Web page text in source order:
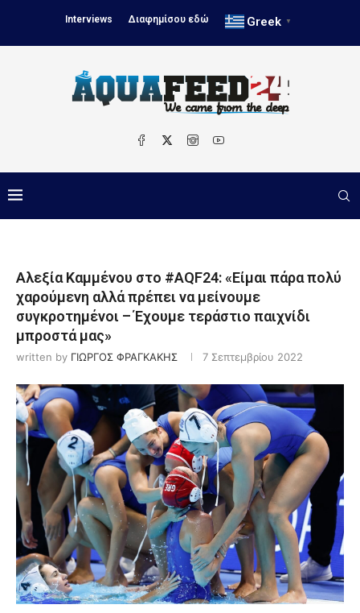
Interviews Διαφημίσου εδώ Greek ▼
Αλεξία Καμμένου στο #AQF24: «Είμαι πάρα πολύ
χαρούμενη αλλά πρέπει να μείνουμε
συγκροτημένοι – Έχουμε τεράστιο παιχνίδι
μπροστά μας»
written by ΓΙΩΡΓΟΣ ΦΡΑΓΚΑΚΗΣ 7 Σεπτεμβρίου 2022